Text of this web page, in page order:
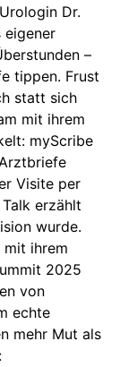
Dr.
eigener
–
tippen. Frust
statt sich
mit ihrem
myScribe
Visite per
erzählt
wurde.
mit ihrem
2025
von
echte
mehr Mut als